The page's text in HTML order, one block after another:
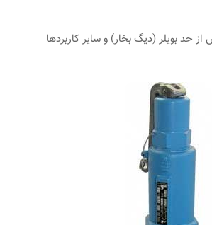
حد بویلر (دیگ بخار) و سایر کاربردها
آشنایی با سیستم‌های پایش
وضعیت و ارتعاشات TWave T8
فوریه 11, 2023